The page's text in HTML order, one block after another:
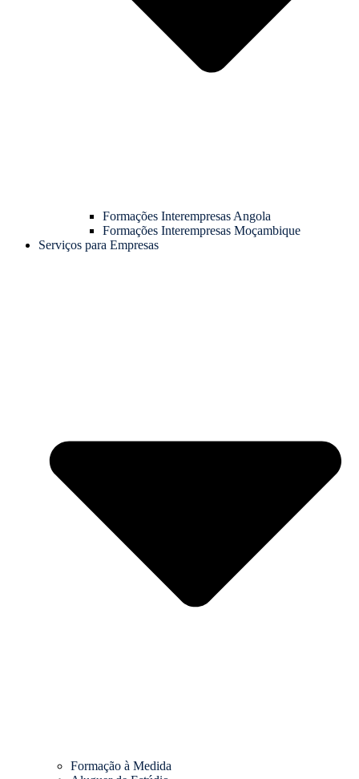
Formações Interempresas Angola
Formações Interempresas Moçambique
Serviços para Empresas
Formação à Medida